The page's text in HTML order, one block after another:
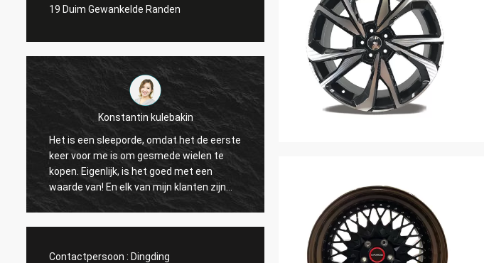
19 Duim Gewankelde Randen
Konstantin kulebakin
Het is een sleeporde, omdat het de eerste
keer voor me is om gesmede wielen te
kopen. Eigenlijk, is het goed met een
waarde van! En elk van mijn klanten zijn
tevredenstellen kwaliteit. Ik schaaf een
Contactpersoon : Dingding